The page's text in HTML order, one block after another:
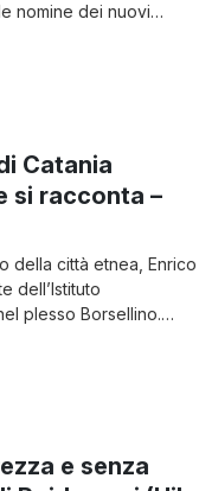
nomine dei nuovi
Festa di Sant’Agata
Catania
si racconta –
della città etnea, Enrico
dell’Istituto
plesso Borsellino.
assessore alla
Agricoltura,
e senza